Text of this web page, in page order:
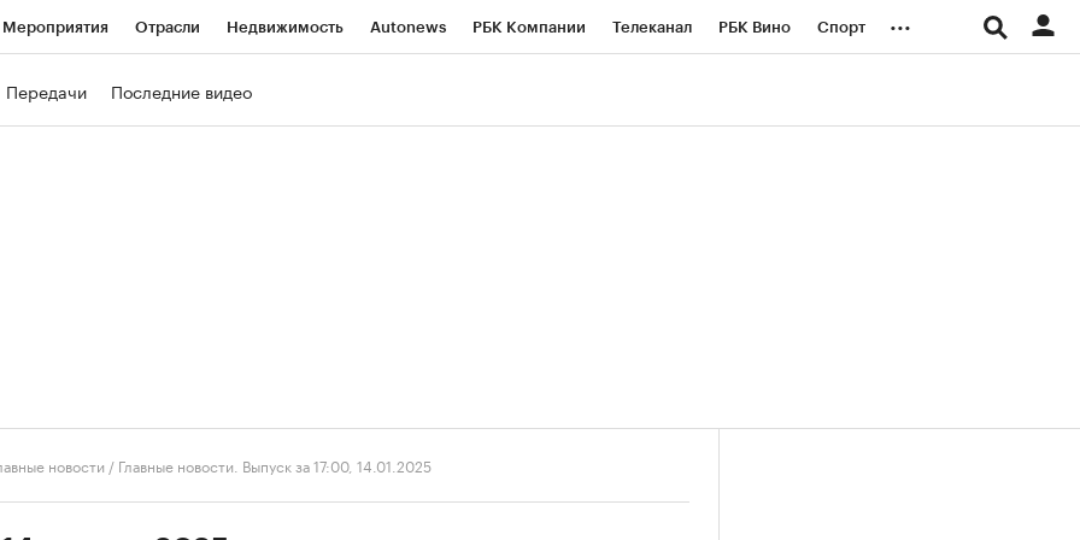
Мероприятия Отрасли Недвижимость Autonews РБК Компании Телеканал РБК Вино Спорт ...
Передачи Последние видео
новости / Главные новости. Выпуск за 17:00, 14.01.2025